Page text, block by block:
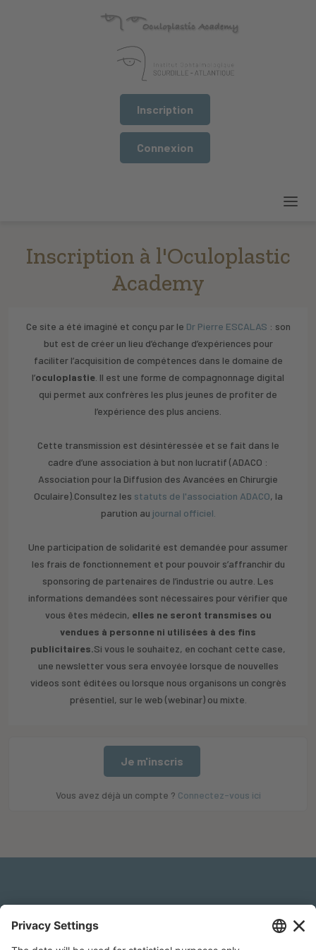
Inscription
Connexion
Inscription à l'Oculoplastic
Academy
Ce site a été imaginé et conçu par le Dr Pierre ESCALAS : son
but est de créer un lieu d’échange d’expériences pour
faciliter l’acquisition de compétences dans le domaine de
l’oculoplastie . Il est une forme de compagnonnage digital
qui permet aux confrères les plus jeunes de profiter de
l’expérience des plus anciens.
Cette transmission est désintéressée et se fait dans le
cadre d’une association à but non lucratif (ADACO :
Association pour la Diffusion des Avancées en Chirurgie
Oculaire).Consultez les statuts de l'association ADACO, la
parution au journal officiel.
Une participation de solidarité est demandée pour assumer
les frais de fonctionnement et pour pouvoir s’affranchir du
sponsoring de partenaires de l’industrie ou autre. Les
informations demandées sont nécessaires pour vérifier que
vous êtes médecin, elles ne seront transmises ou
vendues à personne ni utilisées à des fins
publicitaires.Si vous le souhaitez, en cochant cette case,
une newsletter vous sera envoyée lorsque de nouvelles
videos sont éditées ou lorsque nous organisons un congrès
présentiel, sur le web (webinar) ou mixte.
Je m'inscris
Vous avez déjà un compte ? Connectez-vous ici